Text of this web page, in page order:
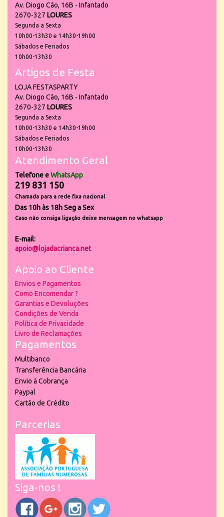
Av. Diogo Cão, 16B - Infantado
2670-327 LOURES
Segunda a Sexta
10h00-13h30 e 14h30-19h00
Sábados e Feriados
10h00-13h30
Artigos de Festa
LOJA FESTASPARTY
Av. Diogo Cão, 16B - Infantado
2670-327 LOURES
Segunda a Sexta
10h00-13h30 e 14h30-19h00
Sábados e Feriados
10h00-13h30
Atendimento Geral
Telefone eWhatsApp
219 831 150
Chamada para a rede fixa nacional
Das 10h às 18h Seg a Sex
Caso não consiga ligação deixe mensagem no whatsapp
E-mail:
apoio@lojadacrianca.net
Apoio ao Cliente
Envios e Pagamentos
Como Encomendar ?
Garantias e Devoluções
Condições de Venda
Política de Privacidade
Livro de Reclamações
Pagamentos
Multibanco
Transferência Bancária
Envio à Cobrança
Paypal
Cartão de Crédito
Parcerias
Siga-nos !